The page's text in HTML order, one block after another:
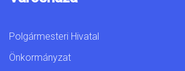
Polgármesteri Hivatal
Önkormányzat